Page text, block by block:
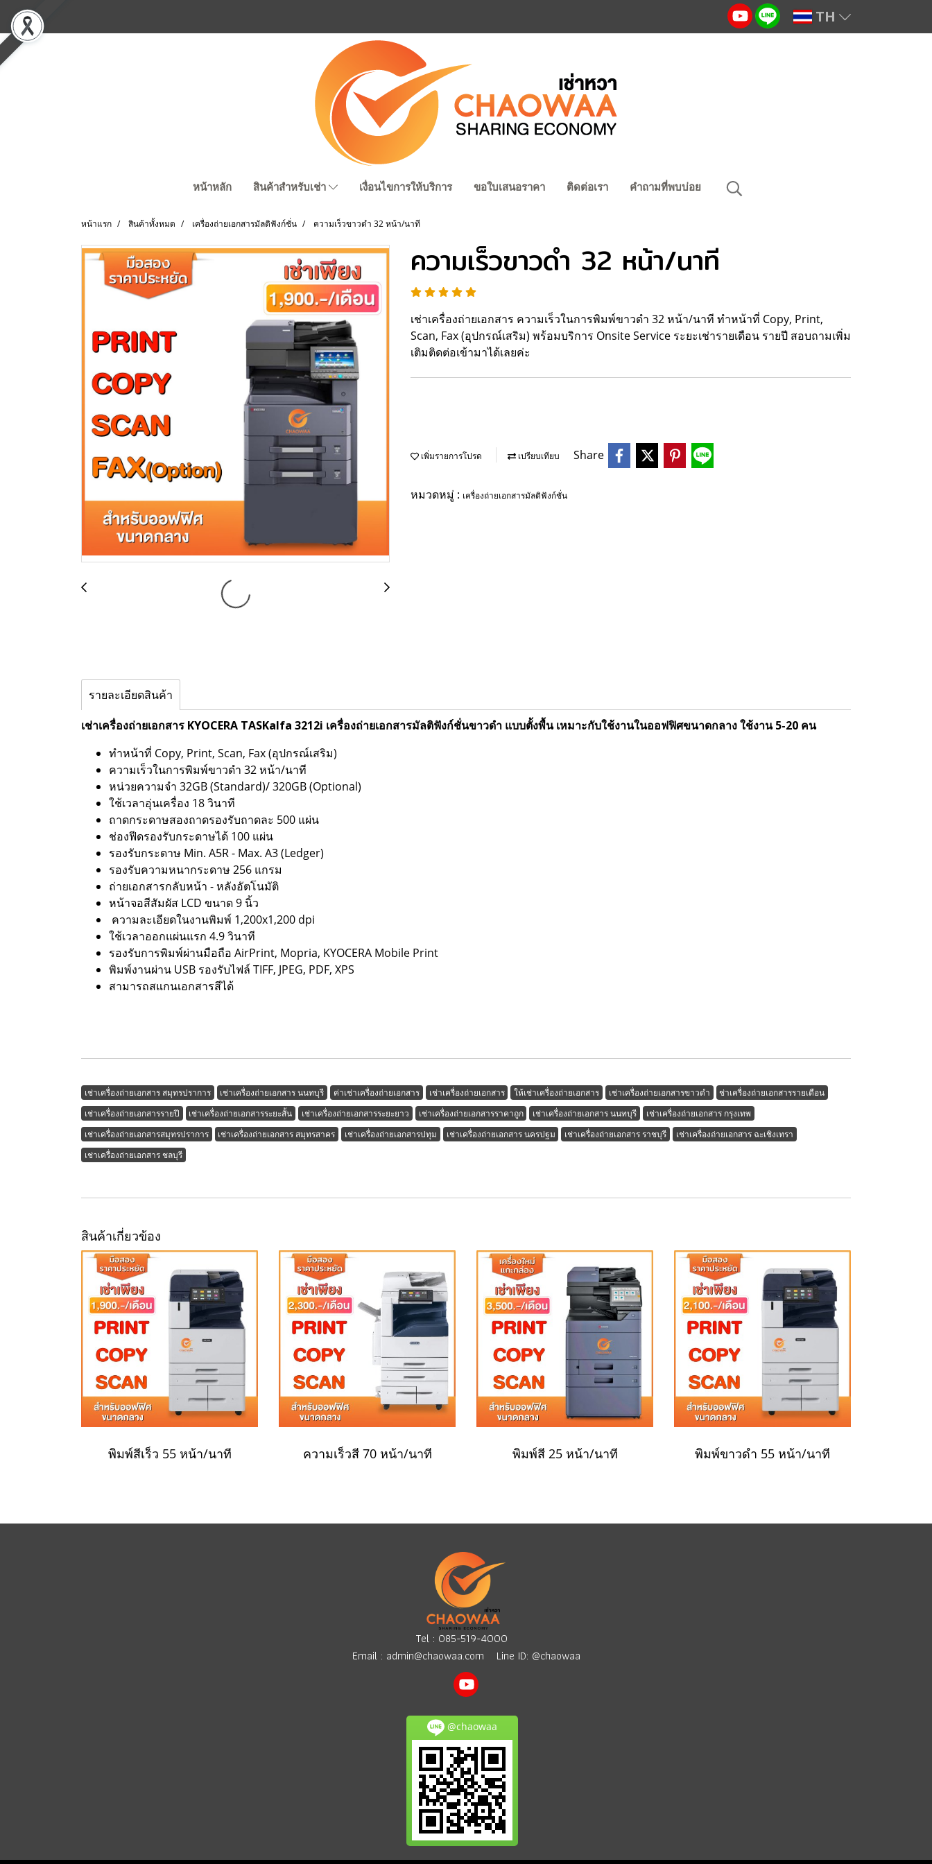
TH
หน้าหลัก สินค้าสำหรับเช่า เงื่อนไขการให้บริการ ขอใบเสนอราคา ติดต่อเรา คำถามที่พบบ่อย
หน้าแรก สินค้าทั้งหมด เครื่องถ่ายเอกสารมัลติฟังก์ชั่น ความเร็วขาวดำ 32 หน้า/นาที
ความเร็วขาวดำ 32 หน้า/นาที
เช่าเครื่องถ่ายเอกสาร ความเร็วในการพิมพ์ขาวดำ 32 หน้า/นาที ทำหน้าที่ Copy, Print,
Scan, Fax (อุปกรณ์เสริม) พร้อมบริการ Onsite Service ระยะเช่ารายเดือน รายปี สอบถามเพิ่ม
เติมติดต่อเข้ามาได้เลยค่ะ
เพิ่มรายการโปรด เปรียบเทียบ Share
หมวดหมู่ : เครื่องถ่ายเอกสารมัลติฟังก์ชั่น
รายละเอียดสินค้า
เช่าเครื่องถ่ายเอกสาร KYOCERA TASKalfa 3212i เครื่องถ่ายเอกสารมัลติฟังก์ชั่นขาวดำ แบบตั้งพื้น เหมาะกับใช้งานในออฟฟิศขนาดกลาง ใช้งาน 5-20 คน
ทำหน้าที่ Copy, Print, Scan, Fax (อุปกรณ์เสริม)
ความเร็วในการพิมพ์ขาวดำ 32 หน้า/นาที
หน่วยความจำ 32GB (Standard)/ 320GB (Optional)
ใช้เวลาอุ่นเครื่อง 18 วินาที
ถาดกระดาษสองถาดรองรับถาดละ 500 แผ่น
ช่องฟีดรองรับกระดาษได้ 100 แผ่น
รองรับกระดาษ Min. A5R - Max. A3 (Ledger)
รองรับความหนากระดาษ 256 แกรม
ถ่ายเอกสารกลับหน้า - หลังอัตโนมัติ
หน้าจอสีสัมผัส LCD ขนาด 9 นิ้ว
ความละเอียดในงานพิมพ์ 1,200x1,200 dpi
ใช้เวลาออกแผ่นแรก 4.9 วินาที
รองรับการพิมพ์ผ่านมือถือ AirPrint, Mopria, KYOCERA Mobile Print
พิมพ์งานผ่าน USB รองรับไฟล์ TIFF, JPEG, PDF, XPS
สามารถสแกนเอกสารสีได้
เช่าเครื่องถ่ายเอกสาร สมุทรปราการ เช่าเครื่องถ่ายเอกสาร นนทบุรี ค่าเช่าเครื่องถ่ายเอกสาร เช่าเครื่องถ่ายเอกสาร ให้เช่าเครื่องถ่ายเอกสาร เช่าเครื่องถ่ายเอกสารขาวดำ
ช่าเครื่องถ่ายเอกสารรายเดือน
เช่าเครื่องถ่ายเอกสารรายปี
เช่าเครื่องถ่ายเอกสารระยะสั้น เช่าเครื่องถ่ายเอกสารระยะยาว เช่าเครื่องถ่ายเอกสารราคาถูก เช่าเครื่องถ่ายเอกสาร นนทบุรี
เช่าเครื่องถ่ายเอกสาร กรุงเทพ
เช่าเครื่องถ่ายเอกสารสมุทรปราการ
เช่าเครื่องถ่ายเอกสาร สมุทรสาคร เช่าเครื่องถ่ายเอกสารปทุม เช่าเครื่องถ่ายเอกสาร นครปฐม เช่าเครื่องถ่ายเอกสาร ราชบุรี
เช่าเครื่องถ่ายเอกสาร ฉะเชิงเทรา
เช่าเครื่องถ่ายเอกสาร ชลบุรี
สินค้าเกี่ยวข้อง
พิมพ์สีเร็ว 55 หน้า/นาที ความเร็วสี 70 หน้า/นาที พิมพ์สี 25 หน้า/นาที พิมพ์ขาวดำ 55 หน้า/นาที
Tel : 085-519-4000
Email : admin@chaowaa.com Line ID: @chaowaa
@chaowaa